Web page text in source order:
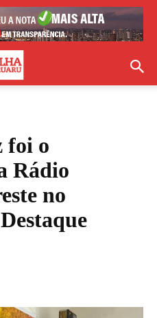
foi o
Rádio
no